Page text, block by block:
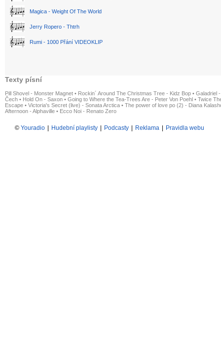
Magica - Weight Of The World
Jerry Ropero - Thtrh
Rumi - 1000 Přání VIDEOKLIP
Texty písní
Pill Shovel - Monster Magnet • Rockin´ Around The Christmas Tree - Kidz Bop • Galadriel
Čech • Hold On - Saxon • Going to Where the Tea-Trees Are - Peter Von Poehl • Twice
Escape • Victoria's Secret (live) - Sonata Arctica • The power of love po (2) - Diana
Afternoon - Alphaville • Ecco Noi - Renato Zero
© Youradio Hudební playlisty Podcasty Reklama Pravidla webu